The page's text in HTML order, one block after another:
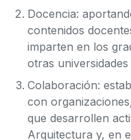
Docencia:
contenidos
imparten en los
otras universidades
Colaboración:
con
que desarrollen
Arquitectura y, en